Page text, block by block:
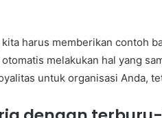
harus memberikan contoh
melakukan hal yang
untuk organisasi Anda,